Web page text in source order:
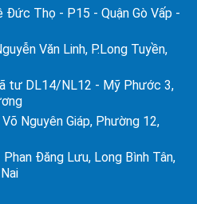
Đức Thọ - P15 - Quận Gò Vấp -
Văn Linh, P.Long Tuyền,
tư DL14/NL12 - Mỹ Phước 3,
Nguyên Giáp, Phường 12,
Đăng Lưu, Long Bình Tân,